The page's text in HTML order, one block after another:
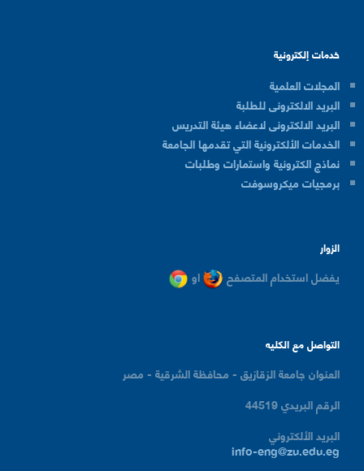
خدمات إلكترونية
المجلات العلمية
البريد الالكترونى للطلبة
البريد الالكترونى لاعضاء هيئة التدريس
الخدمات الألكترونية التي تقدمها الجامعة
نماذج الكترونية واستمارات وطلبات
برمجيات ميكروسوفت
الزوار
يفضل استخدام المتصفح او
التواصل مع الكليه
العنوان جامعة الزقازيق - محافظة الشرقية - مصر
الرقم البريدي44519
البريد الألكتروني
info-eng@zu.edu.eg